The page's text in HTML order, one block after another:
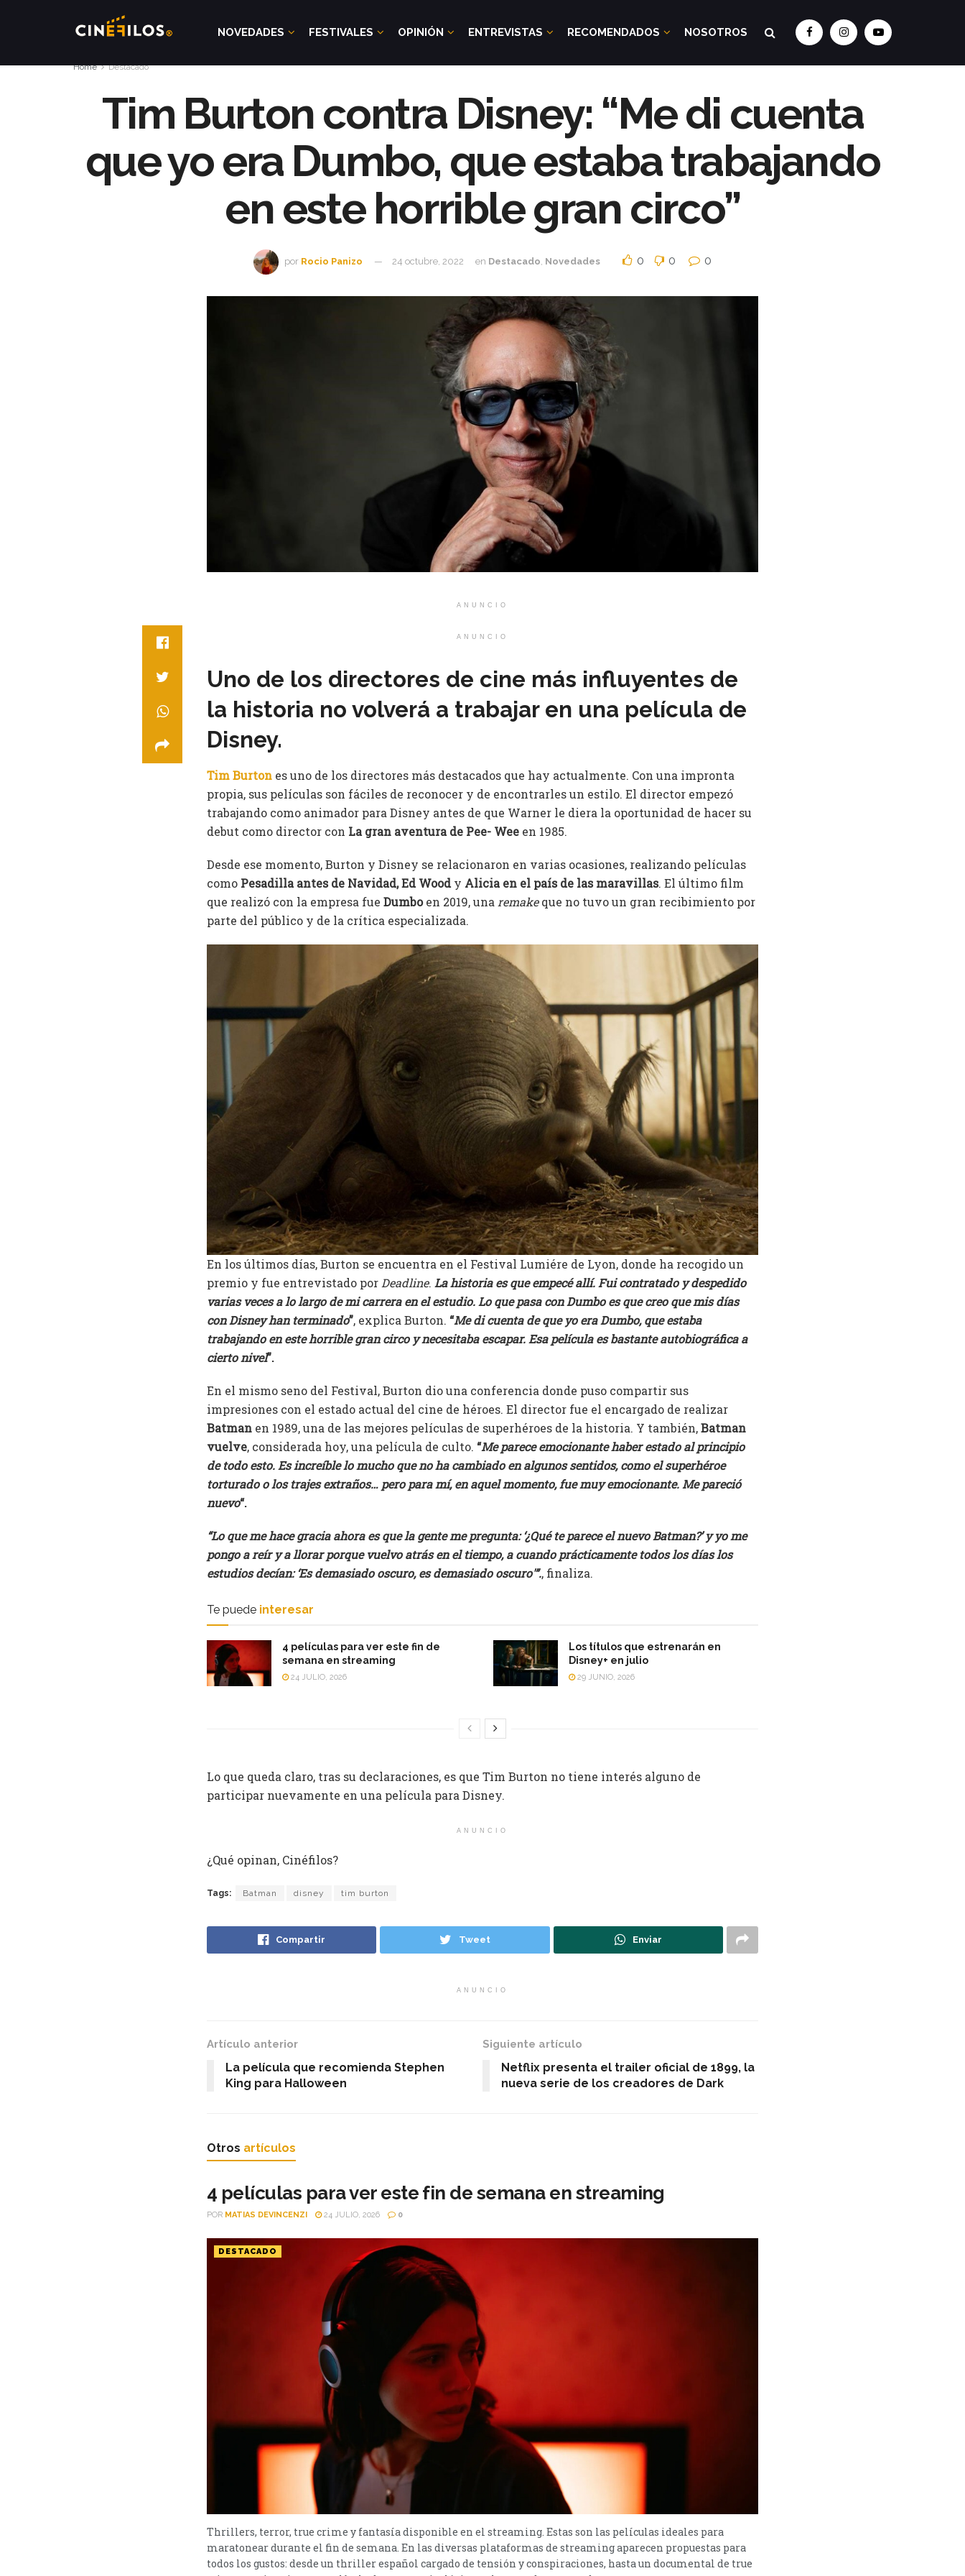
NOVEDADES FESTIVALES OPINIÓN ENTREVISTAS RECOMENDADOS NOSOTROS
Home Destacado
Tim Burton contra Disney: “Me di cuenta
que yo era Dumbo, que estaba trabajando
en este horrible gran circo”
por Rocio Panizo 24 octubre, 2022 en Destacado Novedades 0 0 0
ANUNCIO
ANUNCIO
Uno de los directores de cine más influyentes de
la historia no volverá a trabajar en una película de
Disney.
Tim Burton es uno de los directores más destacados que hay actualmente. Con una impronta
propia, sus películas son fáciles de reconocer y de encontrarles un estilo. El director empezó
trabajando como animador para Disney antes de que Warner le diera la oportunidad de hacer su
debut como director con La gran aventura de Pee- Wee en 1985.
Desde ese momento, Burton y Disney se relacionaron en varias ocasiones, realizando películas
como Pesadilla antes de Navidad, Ed Woody Alicia en el país de las maravillas. El último film
que realizó con la empresa fue Dumboen 2019, una remakeque no tuvo un gran recibimiento por
parte del público y de la crítica especializada.
En los últimos días, Burton se encuentra en el Festival Lumiére de Lyon, donde ha recogido un
premio y fue entrevistado por Deadline. La historia es que empecé allí. Fui contratado y despedido
varias veces a lo largo de mi carrera en el estudio. Lo que pasa con Dumbo es que creo que mis días
con Disney han terminado”, explica Burton. “Me di cuenta de que yo era Dumbo, que estaba
trabajando en este horrible gran circo y necesitaba escapar. Esa película es bastante autobiográfica a
cierto nivel”.
En el mismo seno del Festival, Burton dio una conferencia donde puso compartir sus
impresiones con el estado actual del cine de héroes. El director fue el encargado de realizar
Batman en 1989, una de las mejores películas de superhéroes de la historia. Y también,Batman
vuelve, considerada hoy, una película de culto. “Me parece emocionante haber estado al principio
de todo esto. Es increíble lo mucho que no ha cambiado en algunos sentidos, como el superhéroe
torturado o los trajes extraños… pero para mí, en aquel momento, fue muy emocionante. Me pareció
nuevo“.
“Lo que me hace gracia ahora es que la gente me pregunta: ‘¿Qué te parece el nuevo Batman?’ y yo me
pongo a reír y a llorar porque vuelvo atrás en el tiempo, a cuando prácticamente todos los días los
estudios decían: ‘Es demasiado oscuro, es demasiado oscuro'”., finaliza.
Te puede interesar
4 películas para ver este fin de
semana en streaming
24 JULIO, 2026
Los títulos que estrenarán en
Disney+ en julio
29 JUNIO, 2026
Lo que queda claro, tras su declaraciones, es que Tim Burton no tiene interés alguno de
participar nuevamente en una película para Disney.
ANUNCIO
¿Qué opinan, Cinéfilos?
Tags: Batman disney tim burton
Compartir Tweet Enviar
ANUNCIO
Artículo anterior
La película que recomienda Stephen
King para Halloween
Siguiente artículo
Netflix presenta el trailer oficial de 1899, la
nueva serie de los creadores de Dark
Otros artículos
4 películas para ver este fin de semana en streaming
POR MATIAS DEVINCENZI 24 JULIO, 2026 0
DESTACADO
Thrillers, terror, true crime y fantasía disponible en el streaming. Estas son las películas ideales para
maratonear durante el fin de semana. En las diversas plataformas de streaming aparecen propuestas para
todos los gustos: desde un thriller español cargado de tensión y conspiraciones, hasta un documental de true